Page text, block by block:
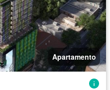
Apartamento